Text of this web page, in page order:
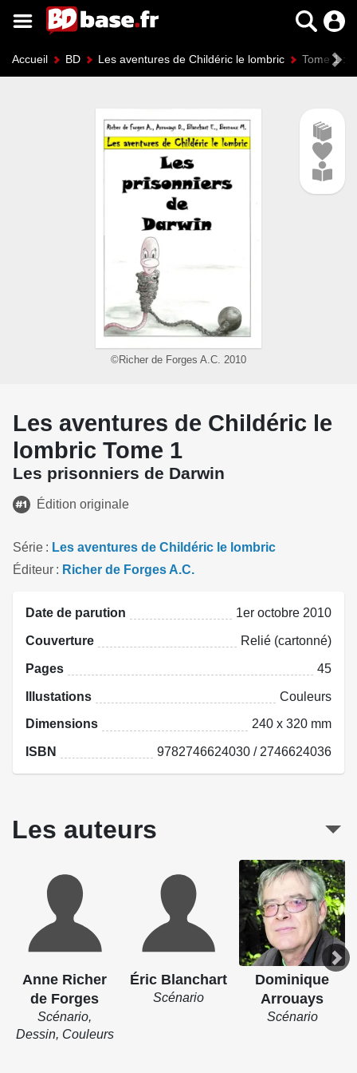
Accueil BD Les aventures de Childéric le lombric Tome 1 :
©Richer de Forges A.C. 2010
Les aventures de Childéric le
lombric Tome 1
Les prisonniers de Darwin
Édition originale
Série
Les aventures de Childéric le lombric
Éditeur
Richer de Forges A.C.
Date de parution 1er octobre 2010
Couverture Relié (cartonné)
Pages 45
Illustations Couleurs
Dimensions 240 x 320 mm
ISBN 9782746624030 / 2746624036
Les auteurs
Anne Richer
de Forges
Scénario,
Dessin, Couleurs
Éric Blanchart
Scénario
Dominique
Arrouays
Scénario